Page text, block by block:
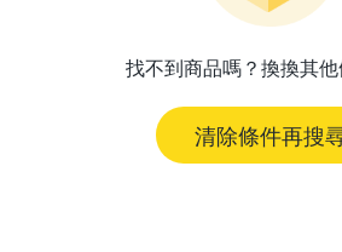
找不到商品嗎？換換其他
清除條件再搜